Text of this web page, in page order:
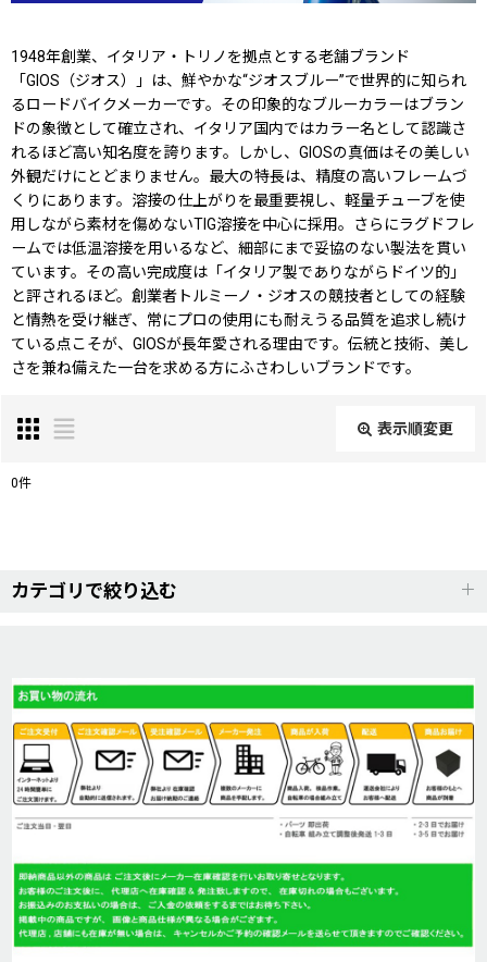
1948年創業、イタリア・トリノを拠点とする老舗ブランド
「GIOS（ジオス）」は、鮮やかな“ジオスブルー”で世界的に知られ
るロードバイクメーカーです。その印象的なブルーカラーはブラン
ドの象徴として確立され、イタリア国内ではカラー名として認識さ
れるほど高い知名度を誇ります。しかし、GIOSの真価はその美しい
外観だけにとどまりません。最大の特長は、精度の高いフレームづ
くりにあります。溶接の仕上がりを最重要視し、軽量チューブを使
用しながら素材を傷めないTIG溶接を中心に採用。さらにラグドフレ
ームでは低温溶接を用いるなど、細部にまで妥協のない製法を貫い
ています。その高い完成度は「イタリア製でありながらドイツ的」
と評されるほど。創業者トルミーノ・ジオスの競技者としての経験
と情熱を受け継ぎ、常にプロの使用にも耐えうる品質を追求し続け
ている点こそが、GIOSが長年愛される理由です。伝統と技術、美し
さを兼ね備えた一台を求める方にふさわしいブランドです。
表示順変更
並び順 :
0件
カテゴリで絞り込む
BASSO(バッソ)
Cannondale(キャノンデール)
GIANT(ジャイアント)
GIOS(ジオス)
MERIDA(メリダ)